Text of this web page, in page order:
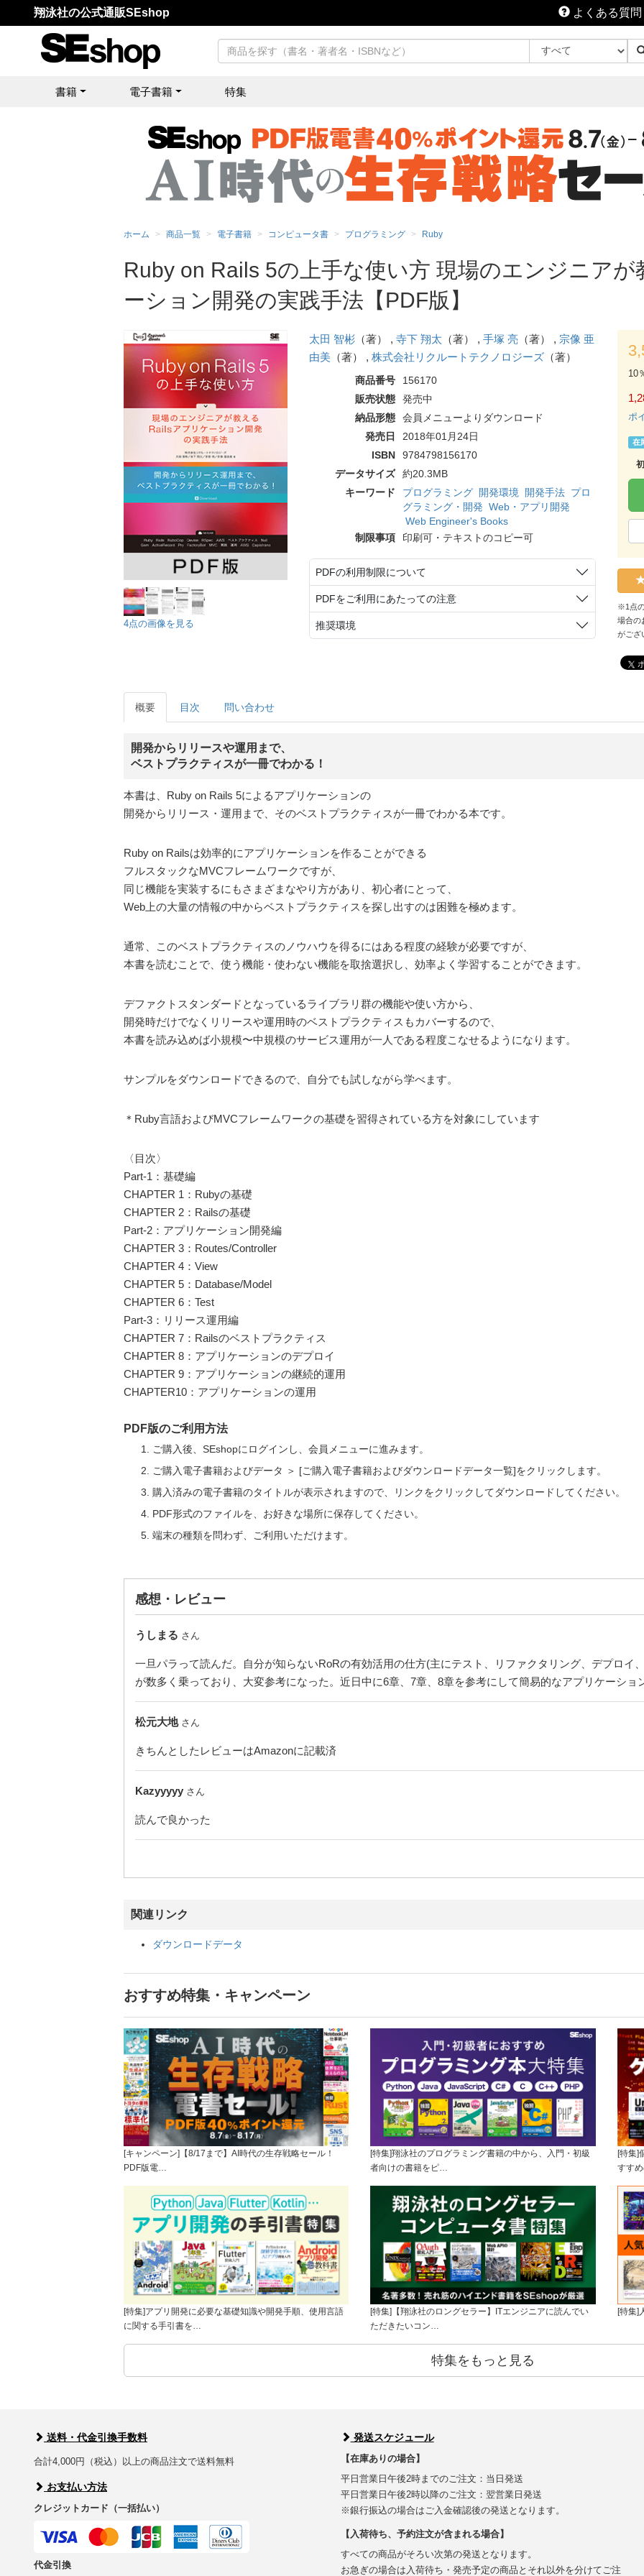
翔泳社の公式通販SEshop よくある質問
書籍 電子書籍 特集
ホーム 商品一覧 電子書籍 コンピュータ書 プログラミング Ruby
Ruby on Rails 5の上手な使い方 現場のエンジニア
ーション開発の実践手法【PDF版】
4点の画像を見る
太田 智彬（著） , 寺下 翔太 （著） , 手塚 亮（著） , 宗像 亜
由美 （著） , 株式会社リクルートテクノロジーズ（著）
商品番号
156170
販売状態
発売中
納品形態
会員メニューよりダウンロード
発売日
2018年01月24日
ISBN
9784798156170
データサイズ
約20.3MB
キーワード
プログラミング 開発環境 開発手法 プロ
グラミング・開発 Web・アプリ開発
Web Engineer's Books
制限事項
印刷可・テキストのコピー可
PDFの利用制限について
PDFをご利用にあたっての注意
推奨環境
10
ポ
在
※1点
場合の
がござ
概要 目次 問い合わせ
開発からリリースや運用まで、
ベストプラクティスが一冊でわかる！
本書は、Ruby on Rails 5によるアプリケーションの
開発からリリース・運用まで、そのベストプラクティスが一冊でわかる本です。
Ruby on Railsは効率的にアプリケーションを作ることができる
フルスタックなMVCフレームワークですが、
同じ機能を実装するにもさまざまなやり方があり、初心者にとって、
Web上の大量の情報の中からベストプラクティスを探し出すのは困難を極めます。
通常、このベストプラクティスのノウハウを得るにはある程度の経験が必要ですが、
本書を読むことで、使う機能・使わない機能を取捨選択し、効率よく学習することができます。
デファクトスタンダードとなっているライブラリ群の機能や使い方から、
開発時だけでなくリリースや運用時のベストプラクティスもカバーするので、
本書を読み込めば小規模〜中規模のサービス運用が一人である程度こなせるようになります。
サンプルをダウンロードできるので、自分でも試しながら学べます。
＊Ruby言語およびMVCフレームワークの基礎を習得されている方を対象にしています
〈目次〉
Part-1：基礎編
CHAPTER 1：Rubyの基礎
CHAPTER 2：Railsの基礎
Part-2：アプリケーション開発編
CHAPTER 3：Routes/Controller
CHAPTER 4：View
CHAPTER 5：Database/Model
CHAPTER 6：Test
Part-3：リリース運用編
CHAPTER 7：Railsのベストプラクティス
CHAPTER 8：アプリケーションのデプロイ
CHAPTER 9：アプリケーションの継続的運用
CHAPTER10：アプリケーションの運用
PDF版のご利用方法
ご購入後、SEshopにログインし、会員メニューに進みます。
ご購入電子書籍およびデータ ＞ [ご購入電子書籍およびダウンロードデータ一覧]をクリックします。
購入済みの電子書籍のタイトルが表示されますので、リンクをクリックしてダウンロードしてください。
PDF形式のファイルを、お好きな場所に保存してください。
端末の種類を問わず、ご利用いただけます。
感想・レビュー
うしまる さん
一旦パラって読んだ。自分が知らないRoRの有効活用の仕方(主にテスト、リファクタリング、デプロイ
が数多く乗っており、大変参考になった。近日中に6章、7章、8章を参考にして簡易的なアプリケーショ
松元大地 さん
きちんとしたレビューはAmazonに記載済
Kazyyyyy さん
読んで良かった
関連リンク
ダウンロードデータ
おすすめ特集・キャンペーン
[キャンペーン]【8/17まで】AI時代の生存戦略セール！
PDF版電…
[特集]翔泳社のプログラミング書籍の中から、入門・初級
者向けの書籍をピ…
[特集]
すす
[特集]アプリ開発に必要な基礎知識や開発手順、使用言語
に関する手引書を…
[特集]【翔泳社のロングセラー】ITエンジニアに読んでい
ただきたいコン…
[特集]
特集をもっと見る
送料・代金引換手数料
合計4,000円（税込）以上の商品注文で送料無料
お支払い方法
クレジットカード（一括払い）
代金引換
発送スケジュール
【在庫ありの場合】
平日営業日午後2時までのご注文：当日発送
平日営業日午後2時以降のご注文：翌営業日発送
※銀行振込の場合はご入金確認後の発送となります。
【入荷待ち、予約注文が含まれる場合】
すべての商品がそろい次第の発送となります。
お急ぎの場合は入荷待ち・発売予定の商品とそれ以外を分けてご注